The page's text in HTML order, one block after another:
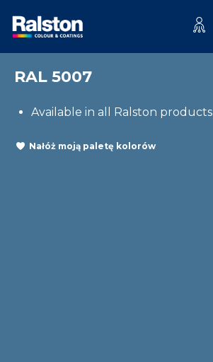
RAL 5007
Available in all Ralston products
Nałóż moją paletę kolorów